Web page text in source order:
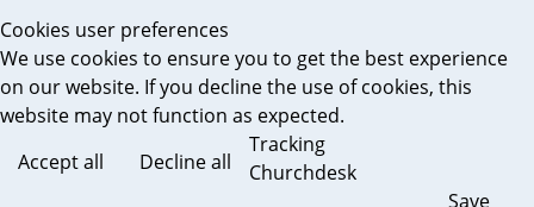
Cookies user preferences
We use cookies to ensure you to get the best experience
on our website. If you decline the use of cookies, this
website may not function as expected.
Accept all
Decline all
Tracking
Churchdesk
Save